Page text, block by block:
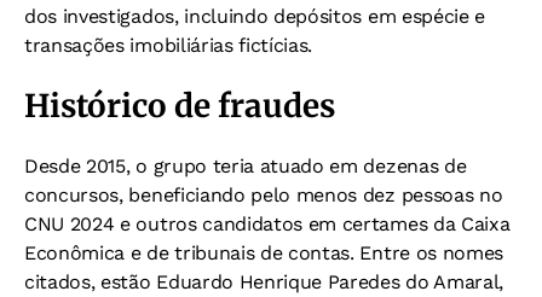
dos investigados, incluindo depósitos em espécie e
transações imobiliárias fictícias.
Histórico de fraudes
Desde 2015, o grupo teria atuado em dezenas de
concursos, beneficiando pelo menos dez pessoas no
CNU 2024 e outros candidatos em certames da Caixa
Econômica e de tribunais de contas. Entre os nomes
citados, estão Eduardo Henrique Paredes do Amaral,